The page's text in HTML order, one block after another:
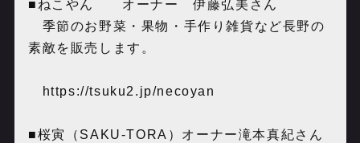
■ねこやん オーナー 伊藤弘美さん
季節のお野菜・果物・手作り雑貨など長野の
素敵を販売します。
https://tsuku2.jp/necoyan
■桜寅（SAKU-TORA）オーナー滝本真紀さん